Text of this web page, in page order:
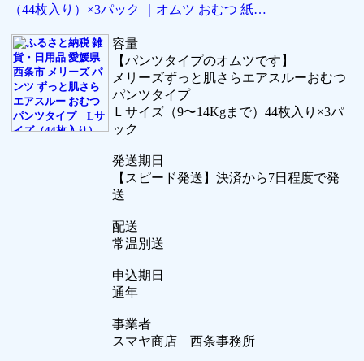
（44枚入り）×3パック ｜オムツ おむつ 紙…
容量
【パンツタイプのオムツです】
メリーズずっと肌さらエアスルーおむつ
パンツタイプ
Ｌサイズ（9〜14Kgまで）44枚入り×3パ
ック
発送期日
【スピード発送】決済から7日程度で発
送
配送
常温別送
申込期日
通年
事業者
スマヤ商店 西条事務所